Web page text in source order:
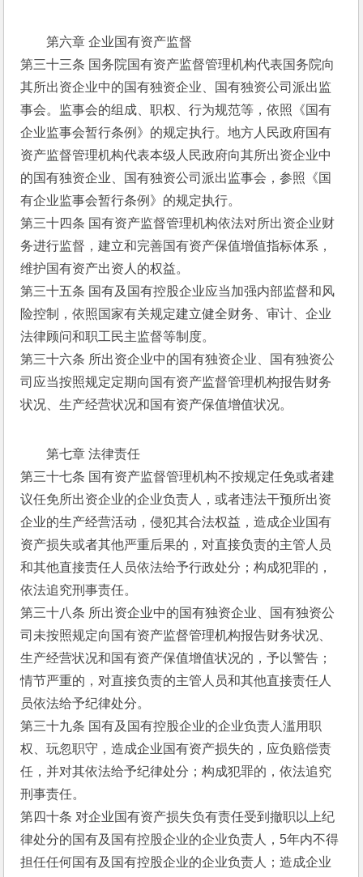
第六章 企业国有资产监督
第三十三条 国务院国有资产监督管理机构代表国务院向
其所出资企业中的国有独资企业、国有独资公司派出监
事会。监事会的组成、职权、行为规范等，依照《国有
企业监事会暂行条例》的规定执行。地方人民政府国有
资产监督管理机构代表本级人民政府向其所出资企业中
的国有独资企业、国有独资公司派出监事会，参照《国
有企业监事会暂行条例》的规定执行。
第三十四条 国有资产监督管理机构依法对所出资企业财
务进行监督，建立和完善国有资产保值增值指标体系，
维护国有资产出资人的权益。
第三十五条 国有及国有控股企业应当加强内部监督和风
险控制，依照国家有关规定建立健全财务、审计、企业
法律顾问和职工民主监督等制度。
第三十六条 所出资企业中的国有独资企业、国有独资公
司应当按照规定定期向国有资产监督管理机构报告财务
状况、生产经营状况和国有资产保值增值状况。
第七章 法律责任
第三十七条 国有资产监督管理机构不按规定任免或者建
议任免所出资企业的企业负责人，或者违法干预所出资
企业的生产经营活动，侵犯其合法权益，造成企业国有
资产损失或者其他严重后果的，对直接负责的主管人员
和其他直接责任人员依法给予行政处分；构成犯罪的，
依法追究刑事责任。
第三十八条 所出资企业中的国有独资企业、国有独资公
司未按照规定向国有资产监督管理机构报告财务状况、
生产经营状况和国有资产保值增值状况的，予以警告；
情节严重的，对直接负责的主管人员和其他直接责任人
员依法给予纪律处分。
第三十九条 国有及国有控股企业的企业负责人滥用职
权、玩忽职守，造成企业国有资产损失的，应负赔偿责
任，并对其依法给予纪律处分；构成犯罪的，依法追究
刑事责任。
第四十条 对企业国有资产损失负有责任受到撤职以上纪
律处分的国有及国有控股企业的企业负责人，5年内不得
担任任何国有及国有控股企业的企业负责人；造成企业